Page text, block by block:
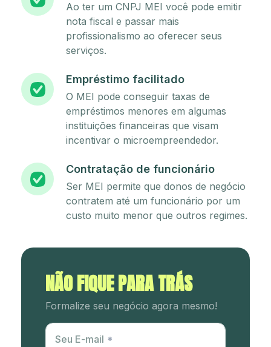
Ao ter um CNPJ MEI você pode emitir
nota fiscal e passar mais
profissionalismo ao oferecer seus
serviços.
Empréstimo facilitado
O MEI pode conseguir taxas de
empréstimos menores em algumas
instituições financeiras que visam
incentivar o microempreendedor.
Contratação de funcionário
Ser MEI permite que donos de negócio
contratem até um funcionário por um
custo muito menor que outros regimes.
NÃO FIQUE PARA TRÁS
Formalize seu negócio agora mesmo!
Utm Content
Seu E-mail